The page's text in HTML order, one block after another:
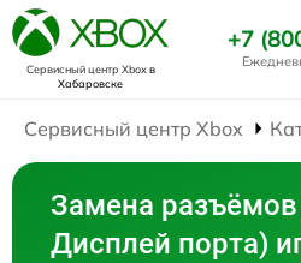
Сервисный центр Xboxв
Хабаровске
+7
Сервисный центр Xbox
Замена разъёмов
Дисплей порта)